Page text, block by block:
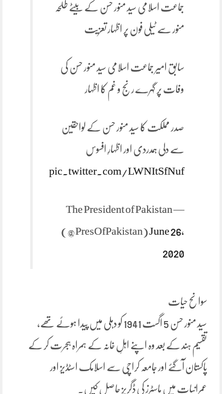
جماعت اسلامی سید منور حسن کے بیٹے طلحہ
منور سے ٹیلی فون پر اظہار تعزیت
سابق امیر جماعت اسلامی سید منور حسن کی
وفات پر گہرے رنج و غم کا اظہار
صدر مملکت کا سید منور حسن کے لواحقین
سے دلی ہمدردی اور اظہارِ افسوس
pic.twitter.com/LWNItSfNuf
— The President of Pakistan
(@PresOfPakistan) June 26,
2020
سوانح حیات
سید منور حسن 5 اگست 1941 کو دہلی میں پیدا ہوئے تھے،
تقسیم ہند کے بعد وہ اپنے اہلِ خانہ کے ہمراہ ہجرت کر کے
پاکستان آگئے اور جامعہ کراچی سے اسلامک اسٹڈیز اور
عمرانیات میں ماسٹرز کی ڈگریز حاصل کیں۔